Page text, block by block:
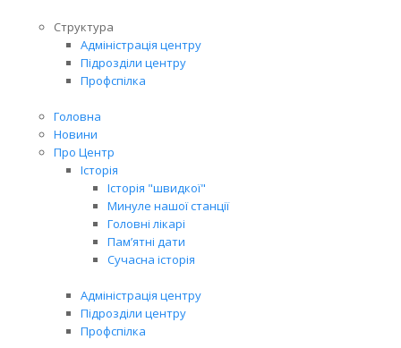
Структура
Адміністрація центру
Підрозділи центру
Профспілка
Головна
Новини
Про Центр
Історія
Історія "швидкої"
Минуле нашої станції
Головні лікарі
Пам’ятні дати
Сучасна історія
Адміністрація центру
Підрозділи центру
Профспілка